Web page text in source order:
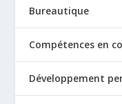
Bureautique
Compétences en
Développement